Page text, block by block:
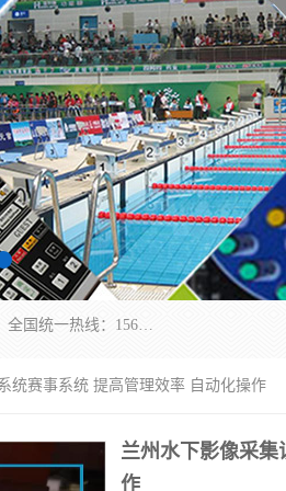
北京易彩通科技有限责任公司(2018ect.b2b168.com)主要提供陕西计时记分系统，全国统一热线：15611947915.北京易彩通科技有限责任公司有一支长期从事智能控制系统研发的高素质的队伍，具有嵌入式系统，视频系统、通信系统、网络系统，体育计时系统的知识和技能。强力打造体育比赛计时计分系统、智能升降旗系统、标准时钟系统、赛事编排及信息发布系统，为用户提供较新的，较廉价的，应用解决方案。
统赛事系统 提高管理效率 自动化操作
兰州水下影像采
作